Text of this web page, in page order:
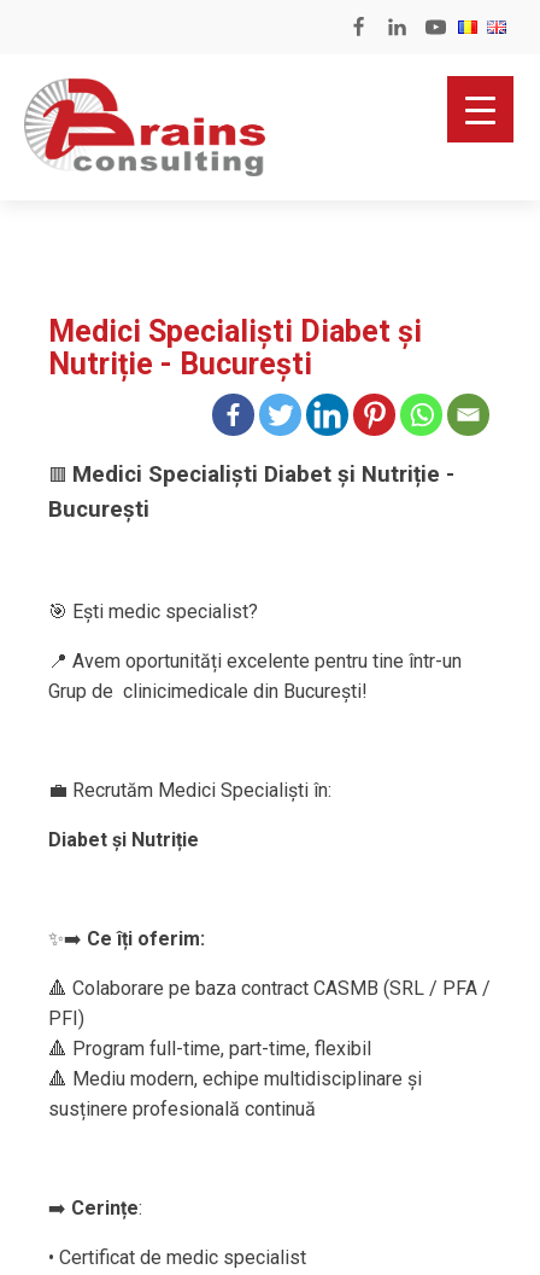
Medici Specialiști Diabet și
Nutriție - București
🟥 Medici Specialiști Diabet și Nutriție -
București
🎯 Ești medic specialist?
📍 Avem oportunități excelente pentru tine într-un
Grup de clinicimedicale din București!
💼 Recrutăm Medici Specialiști în:
Diabet și Nutriție
✨➡️ Ce îți oferim:
🔺 Colaborare pe baza contract CASMB (SRL / PFA /
PFI)
🔺 Program full-time, part-time, flexibil
🔺 Mediu modern, echipe multidisciplinare și
susținere profesională continuă
➡️ Cerințe:
• Certificat de medic specialist